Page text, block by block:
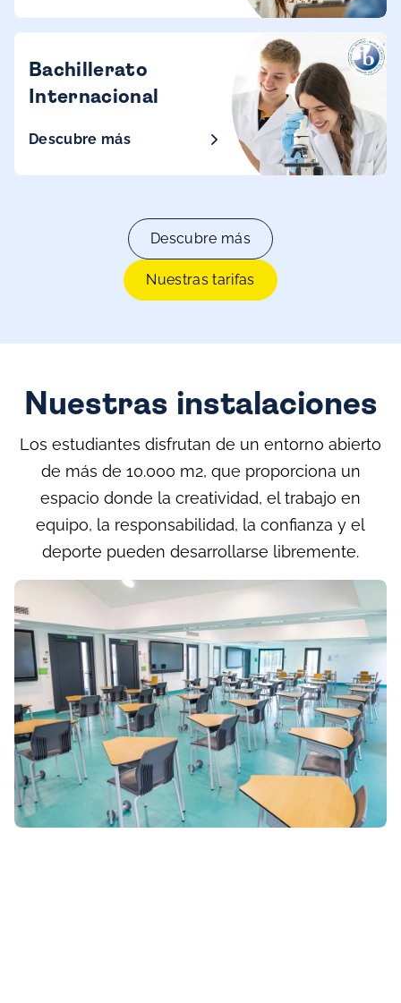
Bachillerato
Internacional
Descubre más
Descubre más
Nuestras tarifas
Nuestras instalaciones
Los estudiantes disfrutan de un entorno abierto
de más de 10.000 m2, que proporciona un
espacio donde la creatividad, el trabajo en
equipo, la responsabilidad, la confianza y el
deporte pueden desarrollarse libremente.